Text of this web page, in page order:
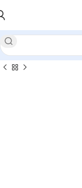
مالی اسلامی